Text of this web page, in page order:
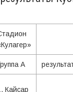
А
Кайсар